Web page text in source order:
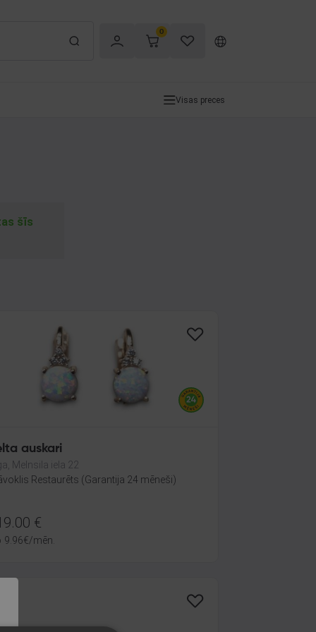
0
Visas preces
šīs
auskari
Melnsila iela 22
Restaurēts (Garantija 24 mēneši)
€
9.96€/mēn.